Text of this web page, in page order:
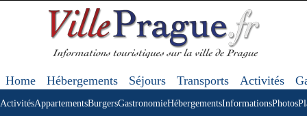
Home Hébergements Séjours Transports Activités
ActivitésAppartementsBurgersGastronomieHébergementsInformationsPhotos